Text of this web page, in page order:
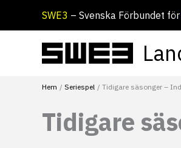
SWE3 – Svenska Förbundet för
Hem Seriespel Tidigare säsonger –
Tidigare